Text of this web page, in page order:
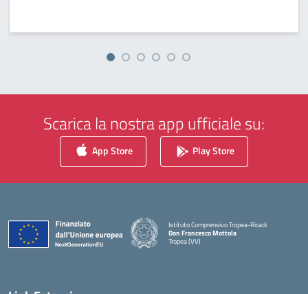
Scarica la nostra app ufficiale su:
App Store Play Store
Istituto Comprensivo Tropea-Ricadi
Don Francesco Mottola
Tropea (VV)
— Visita la pagina iniziale della scuola